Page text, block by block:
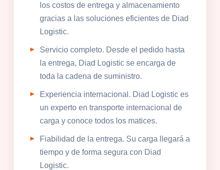
los costos de entrega y almacenamiento
gracias a las soluciones eficientes de Diad
Logistic.
Servicio completo. Desde el pedido hasta
la entrega, Diad Logistic se encarga de
toda la cadena de suministro.
Experiencia internacional. Diad Logistic es
un experto en transporte internacional de
carga y conoce todos los matices.
Fiabilidad de la entrega. Su carga llegará a
tiempo y de forma segura con Diad
Logistic.